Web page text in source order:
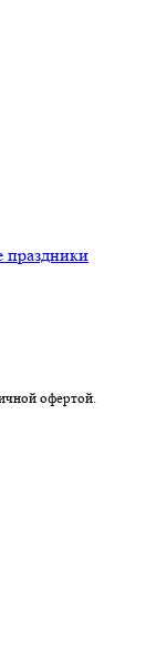
праздники
офертой.